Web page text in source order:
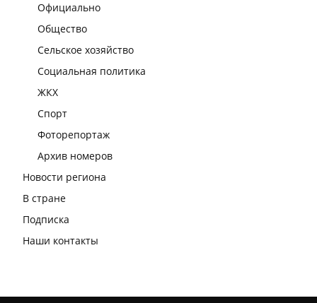
Официально
Общество
Сельское хозяйство
Социальная политика
ЖКХ
Спорт
Фоторепортаж
Архив номеров
Новости региона
В стране
Подписка
Наши контакты